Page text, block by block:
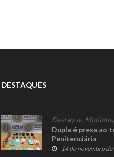
DESTAQUES
Destaque,
Dupla é presa ao
Penitenciária
14 de novembro